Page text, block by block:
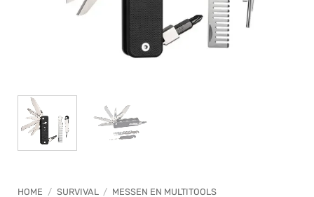
HOME / SURVIVAL / MESSEN EN MULTITOOLS